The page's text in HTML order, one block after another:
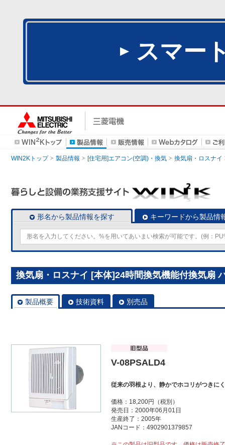
スマー
WIN2Kトップ 製品情報 [住宅用]エアコン(空調)・換気 換気扇・ロスナイ
形名から製品情報を探す キーワードから製品情
換気扇・ロスナイ [本体]24時間換気機能付換気扇
製品概要 技術資料 別売品
V-08PSALD4
従来の羽根より、静かでホコリがつきに
価格：18,200円（税別）
発売日：2000年06月01日
生産終了：2005年
JANコード：4902901379857